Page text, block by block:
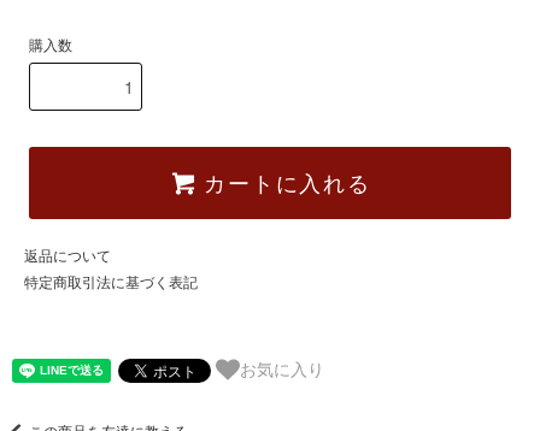
購入数
カートに入れる
返品について
特定商取引法に基づく表記
お気に入り